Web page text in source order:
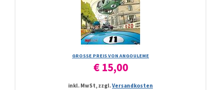
GROSSE PREIS VON ANGOULEME
€ 15,00
inkl. MwSt, zzgl.Versandkosten